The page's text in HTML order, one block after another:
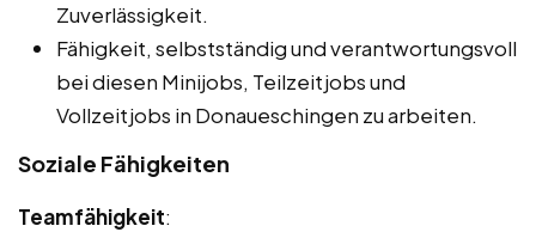
Zuverlässigkeit.
Fähigkeit, selbstständig und verantwortungsvoll
bei diesen Minijobs, Teilzeitjobs und
Vollzeitjobs in Donaueschingen zu arbeiten.
Soziale Fähigkeiten
Teamfähigkeit: